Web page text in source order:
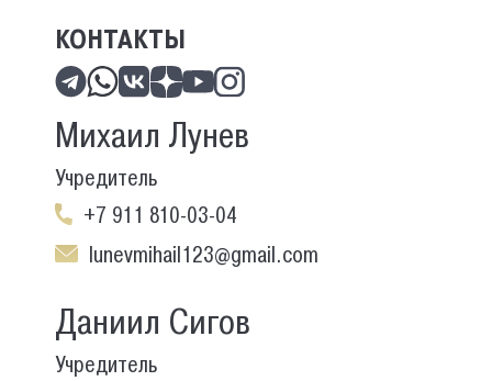
КОНТАКТЫ
Михаил Лунев
Учредитель
+7 911 810-03-04
lunevmihail123@gmail.com
Даниил Сигов
Учредитель